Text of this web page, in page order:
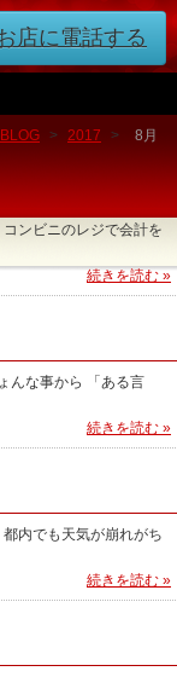
店に電話する
> 2017 > 8月
ンビニのレジで会計を
続きを読む »
んな事から 「ある言
続きを読む »
内でも天気が崩れがち
続きを読む »